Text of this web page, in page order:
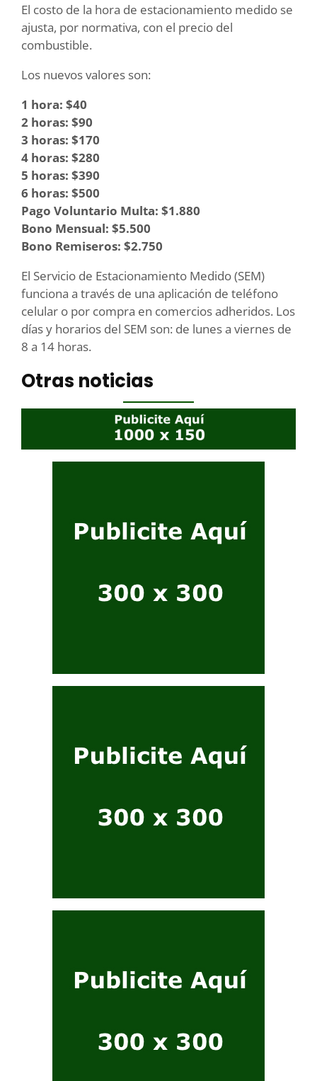
El costo de la hora de estacionamiento medido se
ajusta, por normativa, con el precio del
combustible.
Los nuevos valores son:
1 hora: $40
2 horas: $90
3 horas: $170
4 horas: $280
5 horas: $390
6 horas: $500
Pago Voluntario Multa: $1.880
Bono Mensual: $5.500
Bono Remiseros: $2.750
El Servicio de Estacionamiento Medido (SEM)
funciona a través de una aplicación de teléfono
celular o por compra en comercios adheridos. Los
días y horarios del SEM son: de lunes a viernes de
8 a 14 horas.
Otras noticias